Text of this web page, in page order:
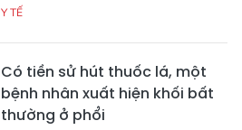
Y TẾ
Có tiền sử hút thuốc lá, một
bệnh nhân xuất hiện khối bất
thường ở phổi